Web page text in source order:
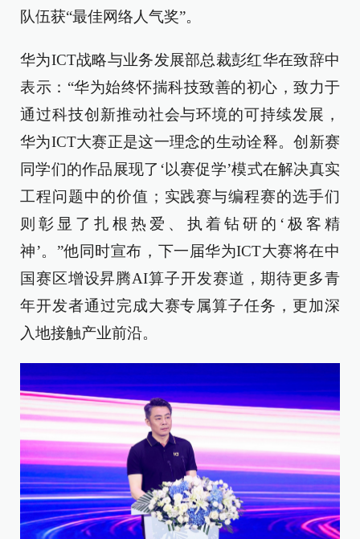
队伍获“最佳网络人气奖”。
华为ICT战略与业务发展部总裁彭红华在致辞中
表示：“华为始终怀揣科技致善的初心，致力于
通过科技创新推动社会与环境的可持续发展，
华为ICT大赛正是这一理念的生动诠释。创新赛
同学们的作品展现了‘以赛促学’模式在解决真实
工程问题中的价值；实践赛与编程赛的选手们
则彰显了扎根热爱、执着钻研的‘极客精
神’。”他同时宣布，下一届华为ICT大赛将在中
国赛区增设昇腾AI算子开发赛道，期待更多青
年开发者通过完成大赛专属算子任务，更加深
入地接触产业前沿。